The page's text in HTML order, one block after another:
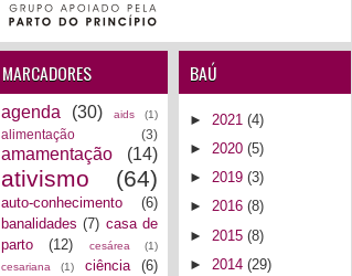
MARCADORES
agenda (30) aids (1)
alimentação (3)
amamentação (14)
ativismo (64)
auto-conhecimento
(6)
banalidades (7) casa de
parto
(12) cesárea
(1)
cesariana
(1) ciência
(6)
BAÚ
► 2021 (4)
► 2020 (5)
► 2019 (3)
► 2016 (8)
► 2015 (8)
► 2014 (29)